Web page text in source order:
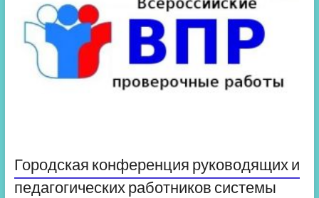
Городская конференция руководящих и
педагогических работников системы